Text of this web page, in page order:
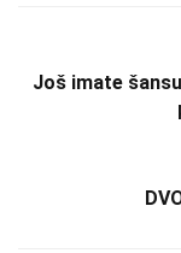
Još imate